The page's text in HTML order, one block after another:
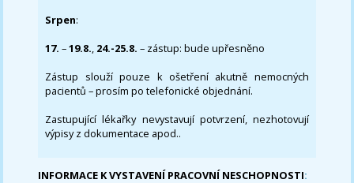
Srpen:
17. –19.8., 24.-25.8. – zástup: bude upřesněno
Zástup slouží pouze k ošetření akutně nemocných
pacientů – prosím po telefonické objednání.
Zastupující lékařky nevystavují potvrzení, nezhotovují
výpisy z dokumentace apod..
INFORMACE K VYSTAVENÍ PRACOVNÍ NESCHOPNOSTI: